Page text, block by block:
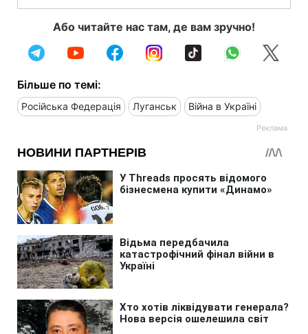
Або читайте нас там, де вам зручно!
Більше по темі:
Російська Федерація Луганськ Війна в Україні